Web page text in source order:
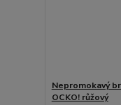
Nepromokavý
OCKO! růžový